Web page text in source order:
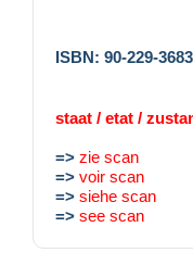
ISBN: 90-229-
staat / etat /
=> zie scan
=> voir scan
=> siehe scan
=> see scan